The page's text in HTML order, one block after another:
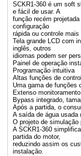
SCKR1-360 é um soft
e fácil de usar. A
função recém
configuração
rápida ou controle
Tela grande LCD com
inglês, outros
idiomas podem ser
Painel de operação
Programação intuitiva
Altas funções de
Uma gama de funções
Extenso
Bypass integrado,
Após a partida, o
A saída de água usada
O projeto de
A SCKR1-360
partida do motor,
reduzindo assim os
instalação.